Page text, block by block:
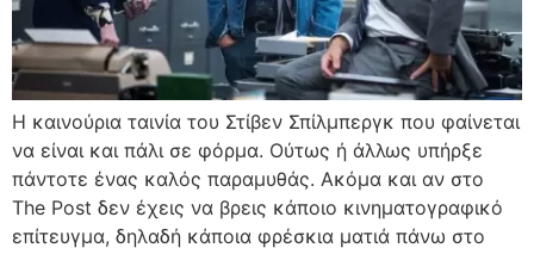
Η καινούρια ταινία του Στίβεν Σπίλμπεργκ που φαίνεται
να είναι και πάλι σε φόρμα. Ούτως ή άλλως υπήρξε
πάντοτε ένας καλός παραμυθάς. Ακόμα και αν στο
The Post δεν έχεις να βρεις κάποιο κινηματογραφικό
επίτευγμα, δηλαδή κάποια φρέσκια ματιά πάνω στο